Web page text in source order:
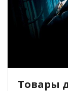
Товары